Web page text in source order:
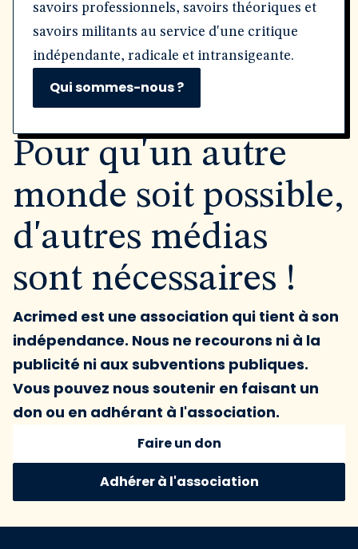
savoirs professionnels, savoirs théoriques et
savoirs militants au service d'une critique
indépendante, radicale et intransigeante.
Qui sommes-nous ?
Pour qu'un autre
monde soit possible,
d'autres médias
sont nécessaires !
Acrimed est une association qui tient à son
indépendance. Nous ne recourons ni à la
publicité ni aux subventions publiques.
Vous pouvez nous soutenir en faisant un
don ou en adhérant à l'association.
Faire un don
Adhérer à l'association